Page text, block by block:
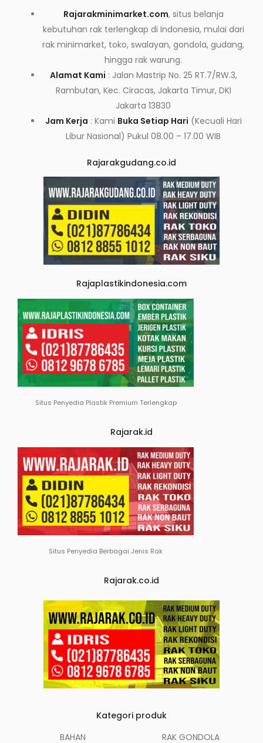
Rajarakminimarket.com, situs belanja
kebutuhan rak terlengkap di Indonesia, mulai dari
rak minimarket, toko, swalayan, gondola, gudang,
hingga rak warung.
Alamat Kami : Jalan Mastrip No. 25 RT.7/RW.3,
Rambutan, Kec. Ciracas, Jakarta Timur, DKI
Jakarta 13830
Jam Kerja : Kami Buka Setiap Hari (Kecuali Hari
Libur Nasional) Pukul 08.00 – 17.00 WIB
Rajarakgudang.co.id
Rajaplastikindonesia.com
Situs Penyedia Plastik Premium Terlengkap
Rajarak.id
Situs Penyedia Berbagai Jenis Rak
Rajarak.co.id
Kategori produk
BAHAN
RAK GONDOLA